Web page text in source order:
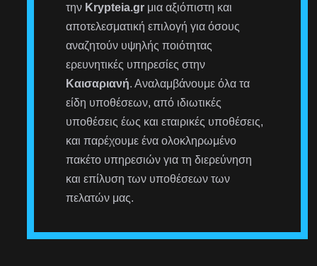
την Krypteia.gr μια αξιόπιστη και
αποτελεσματική επιλογή για όσους
αναζητούν υψηλής ποιότητας
ερευνητικές υπηρεσίες στην
Καισαριανή. Αναλαμβάνουμε όλα τα
είδη υποθέσεων, από ιδιωτικές
υποθέσεις έως και εταιρικές υποθέσεις,
και παρέχουμε ένα ολοκληρωμένο
πακέτο υπηρεσιών για τη διερεύνηση
και επίλυση των υποθέσεων των
πελατών μας.